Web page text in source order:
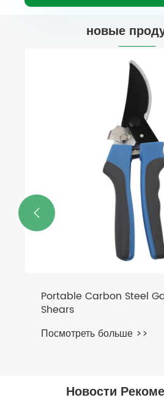
новые
Portable Carbon Steel
Shears
Посмотреть больше >>

Новости